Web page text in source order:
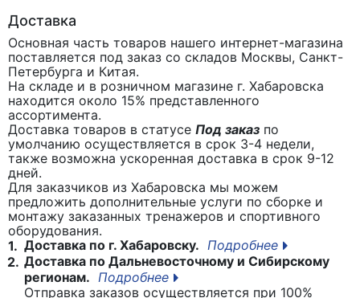
Доставка
Основная часть товаров нашего интернет-магазина
поставляется под заказ со складов Москвы, Санкт-
Петербурга и Китая.
На складе и в розничном магазине г. Хабаровска
находится около 15% представленного
ассортимента.
Доставка товаров в статусе Под заказ по
умолчанию осуществляется в срок 3-4 недели,
также возможна ускоренная доставка в срок 9-12
дней.
Для заказчиков из Хабаровска мы можем
предложить дополнительные услуги по сборке и
монтажу заказанных тренажеров и спортивного
оборудования.
1. Доставка по г. Хабаровску. Подробнее
2. Доставка по Дальневосточному и Сибирскому
регионам. Подробнее
Отправка заказов осуществляется при 100%